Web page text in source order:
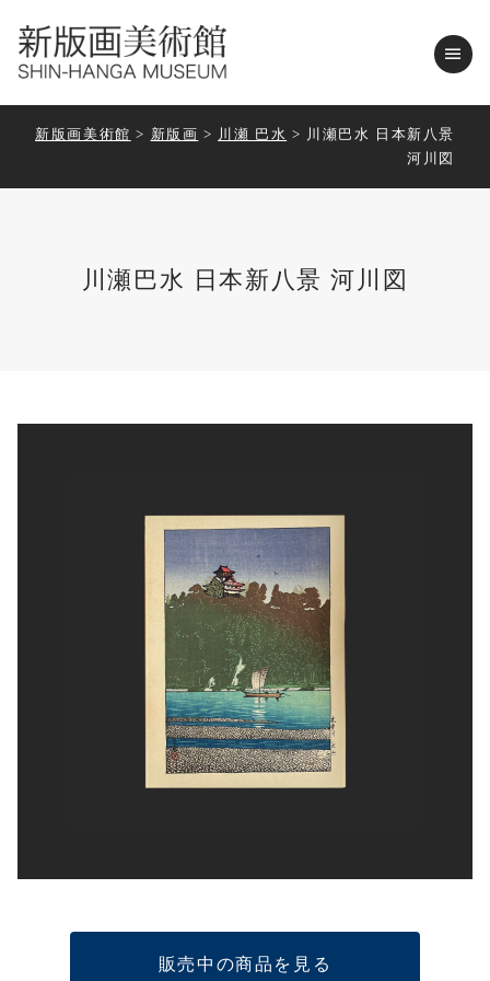
menu
新版画美術館 > 新版画 > 川瀬 巴水 > 川瀬巴水 日本新八景
河川図
川瀬巴水 日本新八景 河川図
販売中の商品を見る